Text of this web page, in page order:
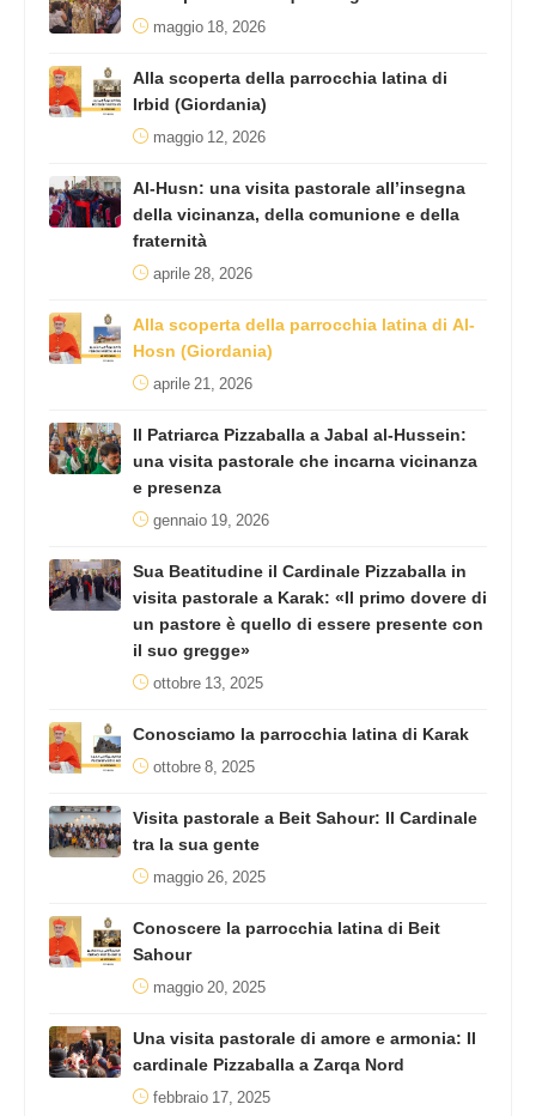
maggio 18, 2026
Alla scoperta della parrocchia latina di
Irbid (Giordania)
maggio 12, 2026
Al-Husn: una visita pastorale all’insegna
della vicinanza, della comunione e della
fraternità
aprile 28, 2026
Alla scoperta della parrocchia latina di Al-
Hosn (Giordania)
aprile 21, 2026
Il Patriarca Pizzaballa a Jabal al-Hussein:
una visita pastorale che incarna vicinanza
e presenza
gennaio 19, 2026
Sua Beatitudine il Cardinale Pizzaballa in
visita pastorale a Karak: «Il primo dovere di
un pastore è quello di essere presente con
il suo gregge»
ottobre 13, 2025
Conosciamo la parrocchia latina di Karak
ottobre 8, 2025
Visita pastorale a Beit Sahour: Il Cardinale
tra la sua gente
maggio 26, 2025
Conoscere la parrocchia latina di Beit
Sahour
maggio 20, 2025
Una visita pastorale di amore e armonia: Il
cardinale Pizzaballa a Zarqa Nord
febbraio 17, 2025